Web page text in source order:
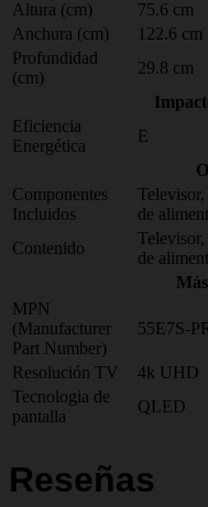
Altura (cm)
75.6 cm
Anchura (cm)
122.6 cm
Profundidad
(cm)
29.8 cm
Eficiencia
Energética
E
Componentes
Incluidos
de
Contenido
de
MPN
(Manufacturer
Part Number)
55E7S-
Resolución TV
4k UHD
Tecnologia de
pantalla
QLED